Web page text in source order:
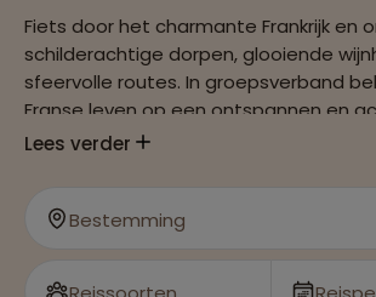
Fiets door het charmante Frankrijk en
schilderachtige dorpen, glooiende
sfeervolle routes. In groepsverband
Franse leven op een ontspannen en
Lees verder
Bestemming